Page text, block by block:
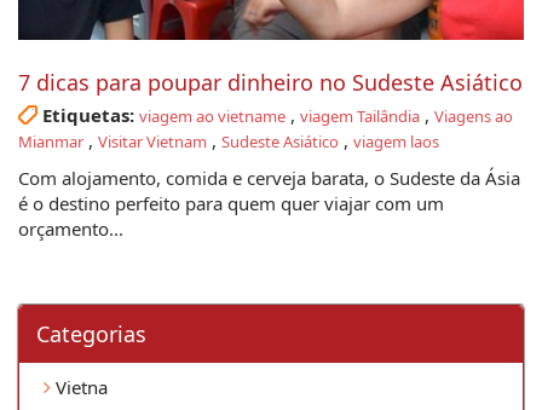
7 dicas para poupar dinheiro no Sudeste Asiático
Etiquetas: viagem ao vietname , viagem Tailândia , Viagens ao
Mianmar , Visitar Vietnam , Sudeste Asiático , viagem laos
Com alojamento, comida e cerveja barata, o Sudeste da Ásia
é o destino perfeito para quem quer viajar com um
orçamento...
Categorias
Vietna